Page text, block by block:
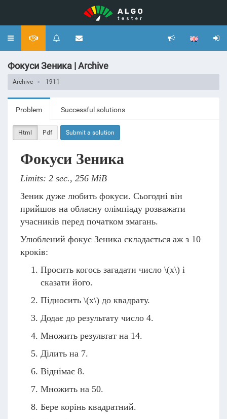
Toggle
Фокуси Зеника | Archive
Archive 1911
Problem Successful solutions
Html Pdf Submit a solution
Фокуси Зеника
Limits: 2 sec., 256 MiB
Зеник дуже любить фокуси. Сьогодні він
прийшов на обласну олімпіаду розважати
учасників перед початком змагань.
Улюблений фокус Зеника складається аж з 10
кроків:
Просить когось загадати число \(x\) і
сказати його.
Підносить \(x\) до квадрату.
Додає до результату число 4.
Множить результат на 14.
Ділить на 7.
Віднімає 8.
Множить на 50.
Бере корінь квадратний.